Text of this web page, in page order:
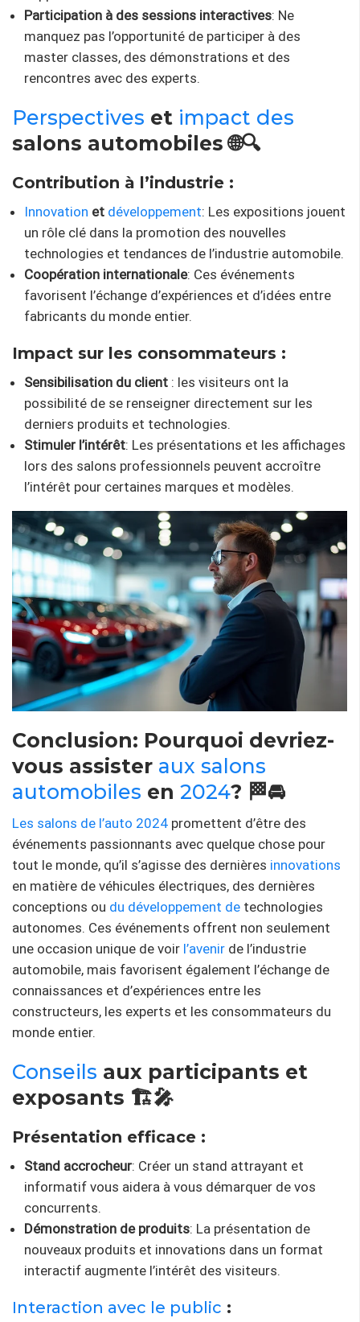
Participation à des sessions interactives: Ne
manquez pas l’opportunité de participer à des
master classes, des démonstrations et des
rencontres avec des experts.
Perspectives et impact des
salons automobiles 🌐🔍
Contribution à l’industrie :
Innovation et développement: Les expositions jouent
un rôle clé dans la promotion des nouvelles
technologies et tendances de l’industrie automobile.
Coopération internationale: Ces événements
favorisent l’échange d’expériences et d’idées entre
fabricants du monde entier.
Impact sur les consommateurs :
Sensibilisation du client : les visiteurs ont la
possibilité de se renseigner directement sur les
derniers produits et technologies.
Stimuler l’intérêt: Les présentations et les affichages
lors des salons professionnels peuvent accroître
l’intérêt pour certaines marques et modèles.
Conclusion: Pourquoi devriez-
vous assister aux salons
automobiles en 2024? 🏁🚘
Les salons de l’auto 2024 promettent d’être des
événements passionnants avec quelque chose pour
tout le monde, qu’il s’agisse des dernières innovations
en matière de véhicules électriques, des dernières
conceptions ou du développement de technologies
autonomes. Ces événements offrent non seulement
une occasion unique de voir l’avenir de l’industrie
automobile, mais favorisent également l’échange de
connaissances et d’expériences entre les
constructeurs, les experts et les consommateurs du
monde entier.
Conseils aux participants et
exposants 🏗️🎤
Présentation efficace :
Stand accrocheur: Créer un stand attrayant et
informatif vous aidera à vous démarquer de vos
concurrents.
Démonstration de produits: La présentation de
nouveaux produits et innovations dans un format
interactif augmente l’intérêt des visiteurs.
Interaction avec le public :